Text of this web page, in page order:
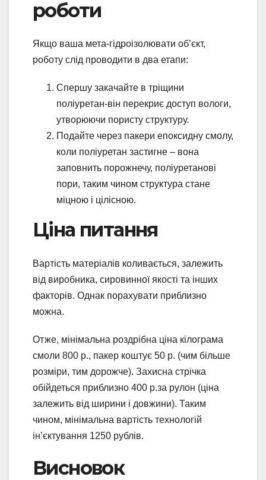
роботи
Якщо ваша мета-гідроізолювати об’єкт,
роботу слід проводити в два етапи:
Спершу закачайте в тріщини
поліуретан-він перекриє доступ вологи,
утворюючи пористу структуру.
Подайте через пакери епоксидну смолу,
коли поліуретан застигне – вона
заповнить порожнечу, поліуретанові
пори, таким чином структура стане
міцною і цілісною.
Ціна питання
Вартість матеріалів коливається, залежить
від виробника, сировинної якості та інших
факторів. Однак порахувати приблизно
можна.
Отже, мінімальна роздрібна ціна кілограма
смоли 800 р., пакер коштує 50 р. (чим більше
розміри, тим дорожче). Захисна стрічка
обійдеться приблизно 400 р.за рулон (ціна
залежить від ширини і довжини). Таким
чином, мінімальна вартість технологій
ін’єктування 1250 рублів.
Висновок